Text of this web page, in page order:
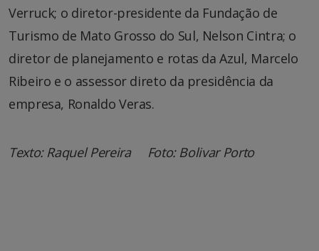
Verruck; o diretor-presidente da Fundação de
Turismo de Mato Grosso do Sul, Nelson Cintra; o
diretor de planejamento e rotas da Azul, Marcelo
Ribeiro e o assessor direto da presidência da
empresa, Ronaldo Veras.
Texto: Raquel Pereira Foto: Bolivar Porto